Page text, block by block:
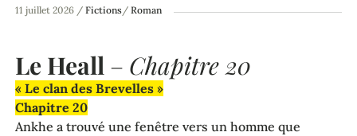
11 juillet 2026 / Fictions/ Roman
Le Heall – Chapitre 20
« Le clan des Brevelles »
Chapitre 20
Ankhe a trouvé une fenêtre vers un homme que